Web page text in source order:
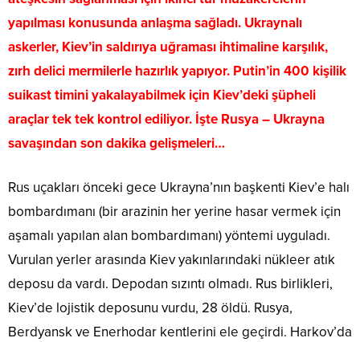
yapılması konusunda anlaşma sağladı. Ukraynalı
askerler, Kiev’in saldırıya uğraması ihtimaline karşılık,
zırh delici mermilerle hazırlık yapıyor. Putin’in 400 kişilik
suikast timini yakalayabilmek için Kiev’deki şüpheli
araçlar tek tek kontrol ediliyor. İşte Rusya – Ukrayna
savaşından son dakika gelişmeleri…
Rus uçakları önceki gece Ukrayna’nın başkenti Kiev’e halı
bombardımanı (bir arazinin her yerine hasar vermek için
aşamalı yapılan alan bombardımanı) yöntemi uyguladı.
Vurulan yerler arasında Kiev yakınlarındaki nükleer atık
deposu da vardı. Depodan sızıntı olmadı. Rus birlikleri,
Kiev’de lojistik deposunu vurdu, 28 öldü. Rusya,
Berdyansk ve Enerhodar kentlerini ele geçirdi. Harkov’da